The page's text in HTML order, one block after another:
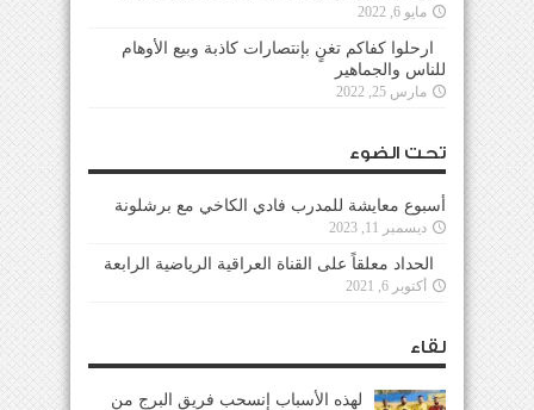
مايو 6, 2022
ارحلوا كفاكم تغنٍ بإنتصارات كاذبة وبيع الأوهام
للناس والجماهير
مارس 25, 2022
تحت الضوء
أسبوع معايشة للمدرب فادي الكاخي مع برشلونة
ديسمبر 11, 2023
الحداد معلقاً على القناة العراقية الرياضية الرابعة
أكتوبر 6, 2021
لقاء
لهذه الأسباب إنسحب فريق البرج من